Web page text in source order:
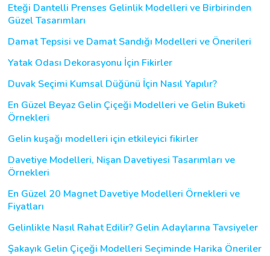
Eteği Dantelli Prenses Gelinlik Modelleri ve Birbirinden
Güzel Tasarımları
Damat Tepsisi ve Damat Sandığı Modelleri ve Önerileri
Yatak Odası Dekorasyonu İçin Fikirler
Duvak Seçimi Kumsal Düğünü İçin Nasıl Yapılır?
En Güzel Beyaz Gelin Çiçeği Modelleri ve Gelin Buketi
Örnekleri
Gelin kuşağı modelleri için etkileyici fikirler
Davetiye Modelleri, Nişan Davetiyesi Tasarımları ve
Örnekleri
En Güzel 20 Magnet Davetiye Modelleri Örnekleri ve
Fiyatları
Gelinlikle Nasıl Rahat Edilir? Gelin Adaylarına Tavsiyeler
Şakayık Gelin Çiçeği Modelleri Seçiminde Harika Öneriler